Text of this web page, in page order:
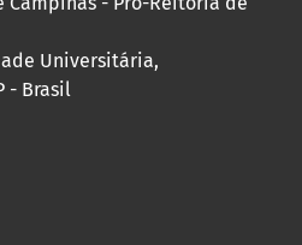
Universitária,
- Brasil